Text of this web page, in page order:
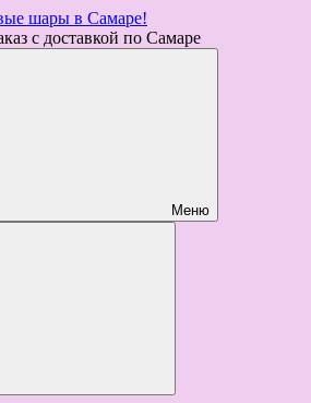
с доставкой по Самаре
Меню